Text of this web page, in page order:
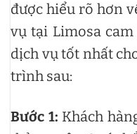
được hiểu rõ hơn
vụ tại Limosa
dịch vụ tốt nhất
trình sau:
Bước 1: Khách